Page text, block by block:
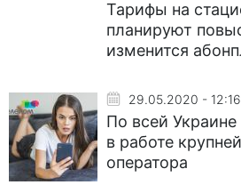
Тарифы на
планируют
изменится
29.05.2020 - 12:16
По всей
в работе
оператора